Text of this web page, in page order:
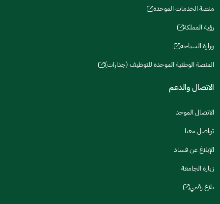
window)
new
window)
new
window)
منصة الخدمات الموحدة
new
window)
رؤية المملكة
(opens
new
وزارة السياحة
(opens
new
window)
المنصة الوطنية الموحدة للتوظيف (جدارات)
window)
الاتصال والدعم
الاتصال الموحد
تواصل معنا
الإبلاغ عن فساد
زيارة الجامعة
بلاغ رقمي
(opens